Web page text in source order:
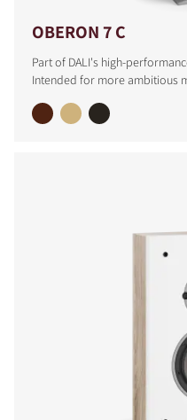
OBERON 7 C
Part of DALI's high-
Intended for more ambitious